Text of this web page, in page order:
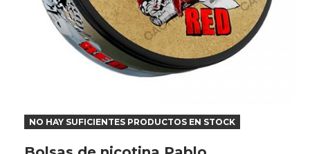
NO HAY SUFICIENTES PRODUCTOS EN STOCK